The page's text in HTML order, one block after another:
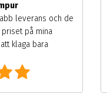
leverans och de
på mina
klaga bara